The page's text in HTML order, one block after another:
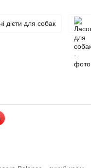
дієти для собак